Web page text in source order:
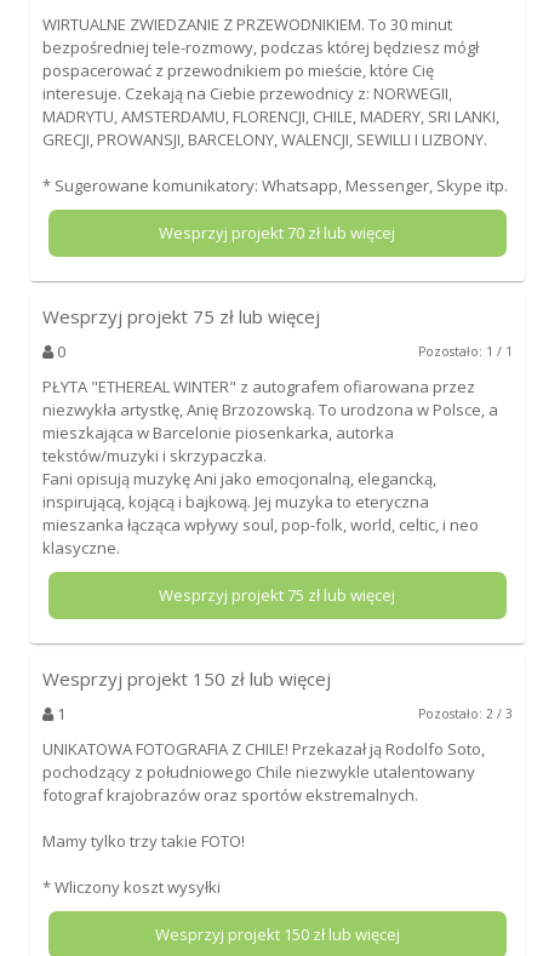
WIRTUALNE ZWIEDZANIE Z PRZEWODNIKIEM. To 30 minut
bezpośredniej tele-rozmowy, podczas której będziesz mógł
pospacerować z przewodnikiem po mieście, które Cię
interesuje. Czekają na Ciebie przewodnicy z: NORWEGII,
MADRYTU, AMSTERDAMU, FLORENCJI, CHILE, MADERY, SRI LANKI,
GRECJI, PROWANSJI, BARCELONY, WALENCJI, SEWILLI I LIZBONY.
* Sugerowane komunikatory: Whatsapp, Messenger, Skype itp.
Wesprzyj projekt70 zł lub więcej
Wesprzyj projekt 75 zł lub więcej
0 Pozostało: 1 / 1
PŁYTA "ETHEREAL WINTER" z autografem ofiarowana przez
niezwykła artystkę, Anię Brzozowską. To urodzona w Polsce, a
mieszkająca w Barcelonie piosenkarka, autorka
tekstów/muzyki i skrzypaczka.
Fani opisują muzykę Ani jako emocjonalną, elegancką,
inspirującą, kojącą i bajkową. Jej muzyka to eteryczna
mieszanka łącząca wpływy soul, pop-folk, world, celtic, i neo
klasyczne.
Wesprzyj projekt75 zł lub więcej
Wesprzyj projekt 150 zł lub więcej
1 Pozostało: 2 / 3
UNIKATOWA FOTOGRAFIA Z CHILE! Przekazał ją Rodolfo Soto,
pochodzący z południowego Chile niezwykle utalentowany
fotograf krajobrazów oraz sportów ekstremalnych.
Mamy tylko trzy takie FOTO!
* Wliczony koszt wysyłki
Wesprzyj projekt 150zł lub więcej